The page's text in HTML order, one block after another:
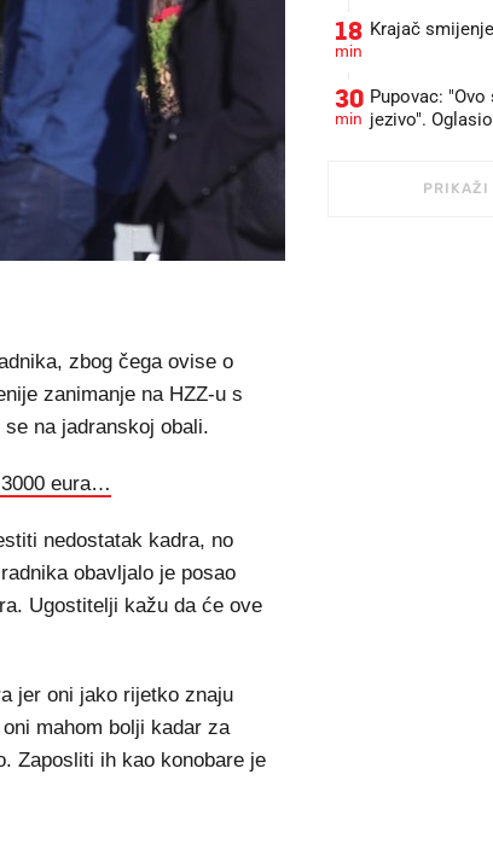
zbog čega ovise o
zanimanje na HZZ-u s
na jadranskoj obali.
eura…
nedostatak kadra, no
obavljalo je posao
Ugostitelji kažu da će ove
jer oni jako rijetko znaju
mahom bolji kadar za
Zaposliti ih kao konobare je
18
min
Krajač
30
min
Pupovac:
jezivo".
PRIKAŽI